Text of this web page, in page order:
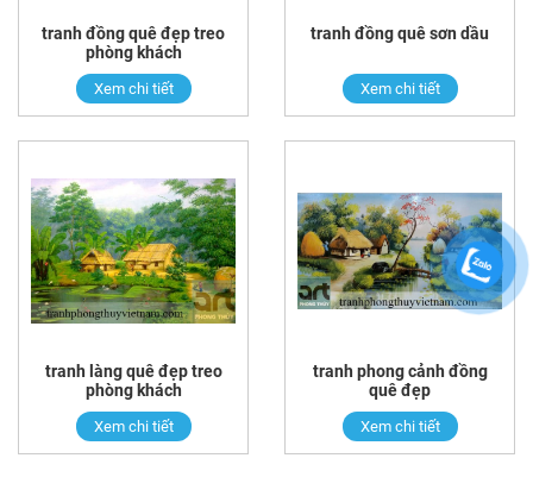
tranh đồng quê đẹp treo
phòng khách
Xem chi tiết
tranh đồng quê sơn dầu
Xem chi tiết
tranh làng quê đẹp treo
phòng khách
Xem chi tiết
tranh phong cảnh đồng
quê đẹp
Xem chi tiết